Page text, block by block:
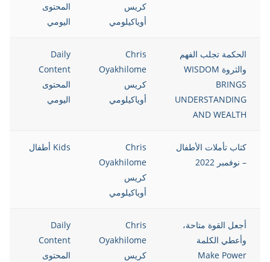
كريس
أوياكيلومي
المحتوى
اليومي
الحكمة تجلب الفهم
والثروة WISDOM
BRINGS
UNDERSTANDING
AND WEALTH
Chris
Oyakhilome
كريس
أوياكيلومي
Daily
Content
المحتوى
اليومي
كتاب تأملات الأطفال
– نوفمبر 2022
Chris
Oyakhilome
كريس
أوياكيلومي
Kids أطفال
أجعل القوة متاحة،
وأعطي الكلمة
Make Power
Chris
Oyakhilome
كريس
Daily
Content
المحتوى